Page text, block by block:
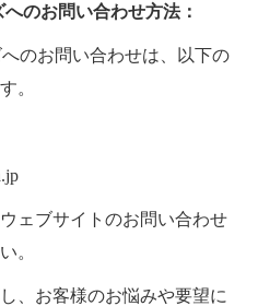
のお問い合わせ方法：
のお問い合わせは、以下の
。
ェブサイトのお問い合わせ
。
、お客様のお悩みや要望に